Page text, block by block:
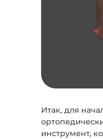
Итак, для
инструмент,